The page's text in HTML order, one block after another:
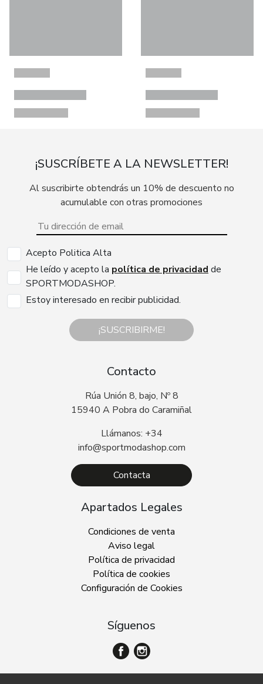
¡SUSCRÍBETE A LA NEWSLETTER!
Al suscribirte obtendrás un 10% de descuento no
acumulable con otras promociones
Acepto Politica Alta
He leído y acepto la política de privacidad de
SPORTMODASHOP.
Estoy interesado en recibir publicidad.
¡SUSCRIBIRME!
Contacto
Rúa Unión 8, bajo, Nº 8
15940 A Pobra do Caramiñal
Llámanos: +34
info@sportmodashop.com
Contacta
Apartados Legales
Condiciones de venta
Aviso legal
Política de privacidad
Política de cookies
Configuración de Cookies
Síguenos